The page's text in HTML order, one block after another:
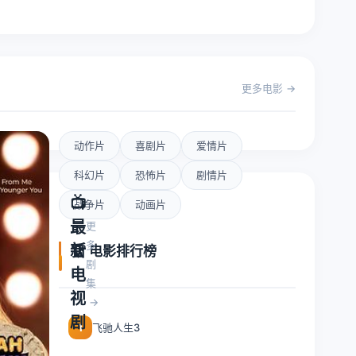
更多电影
动作片 喜剧片 爱情片
科幻片 恐怖片 剧情片
战争片 动画片
🏆 电影排行榜
1 飞驰人生3
📺
最
新
电
视
剧
更
多
剧
集